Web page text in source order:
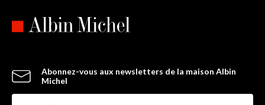
Abonnez-vous aux newsletters de la maison Albin
Michel